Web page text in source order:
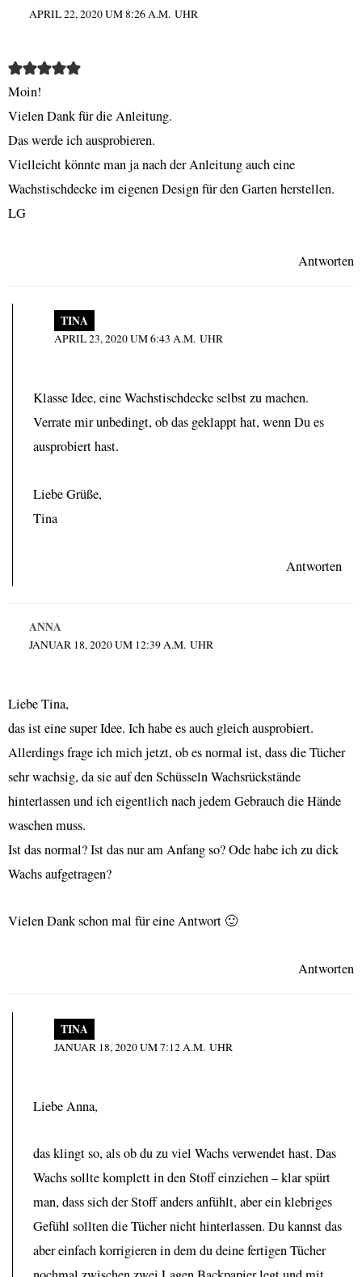
APRIL 22, 2020 UM 8:26 A.M. UHR
Moin!
Vielen Dank für die Anleitung.
Das werde ich ausprobieren.
Vielleicht könnte man ja nach der Anleitung auch eine
Wachstischdecke im eigenen Design für den Garten herstellen.
LG
Antworten
TINA
APRIL 23, 2020 UM 6:43 A.M. UHR
Klasse Idee, eine Wachstischdecke selbst zu machen.
Verrate mir unbedingt, ob das geklappt hat, wenn Du es
ausprobiert hast.
Liebe Grüße,
Tina
Antworten
ANNA
JANUAR 18, 2020 UM 12:39 A.M. UHR
Liebe Tina,
das ist eine super Idee. Ich habe es auch gleich ausprobiert.
Allerdings frage ich mich jetzt, ob es normal ist, dass die Tücher
sehr wachsig, da sie auf den Schüsseln Wachsrückstände
hinterlassen und ich eigentlich nach jedem Gebrauch die Hände
waschen muss.
Ist das normal? Ist das nur am Anfang so? Ode habe ich zu dick
Wachs aufgetragen?
Vielen Dank schon mal für eine Antwort 🙂
Antworten
TINA
JANUAR 18, 2020 UM 7:12 A.M. UHR
Liebe Anna,
das klingt so, als ob du zu viel Wachs verwendet hast. Das
Wachs sollte komplett in den Stoff einziehen – klar spürt
man, dass sich der Stoff anders anfühlt, aber ein klebriges
Gefühl sollten die Tücher nicht hinterlassen. Du kannst das
aber einfach korrigieren in dem du deine fertigen Tücher